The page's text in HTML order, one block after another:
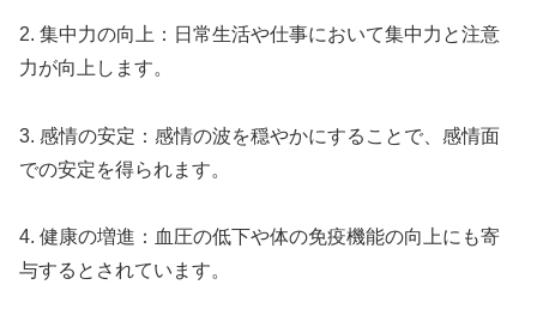
2. 集中力の向上：日常生活や仕事において集中力と注意
力が向上します。
3. 感情の安定：感情の波を穏やかにすることで、感情面
での安定を得られます。
4. 健康の増進：血圧の低下や体の免疫機能の向上にも寄
与するとされています。